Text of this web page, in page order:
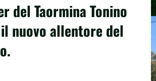
del Taormina Tonino
nuovo allentore del